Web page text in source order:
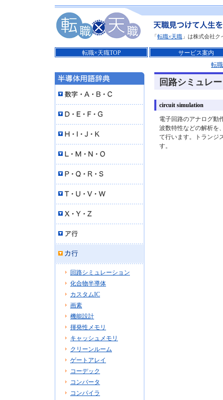
「転職×天職 」は株式会社
転職×天職TOP
サービス案内
転
回路シミュレ
circuit simulation
電子回路のアナログ動
波数特性などの解析を
て行います。トランジ
す。
回路シミュレーション
化合物半導体
カスタムIC
画素
機能設計
揮発性メモリ
キャッシュメモリ
クリーンルーム
ゲートアレイ
コーデック
コンバータ
コンパイラ